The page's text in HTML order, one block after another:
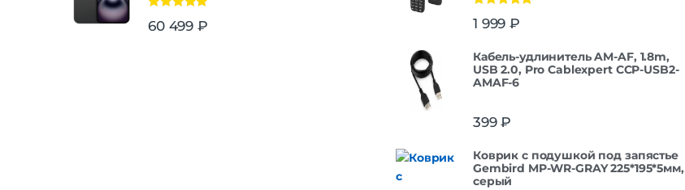
из 5
60 499 ₽
из 5
1 999 ₽
Кабель-удлинитель AM-AF, 1.8m,
USB 2.0, Pro Cablexpert CCP-USB2-
AMAF-6
399₽
Коврик с подушкой под запястье
Gembird MP-WR-GRAY 225*195*5мм,
серый